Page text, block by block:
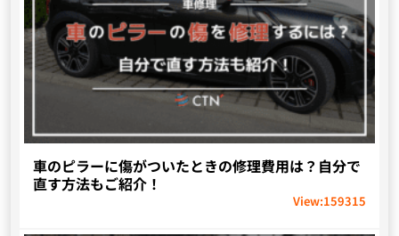
車のピラーに傷がついたときの修理費用は？自分で
直す方法もご紹介！
View:159315